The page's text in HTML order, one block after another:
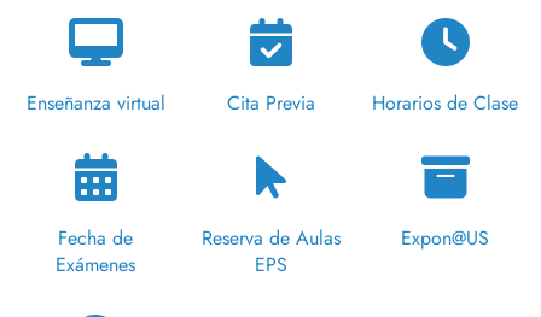
Enseñanza virtual Cita Previa Horarios de Clase
Fecha de
Exámenes
Reserva de Aulas
EPS
Expon@US